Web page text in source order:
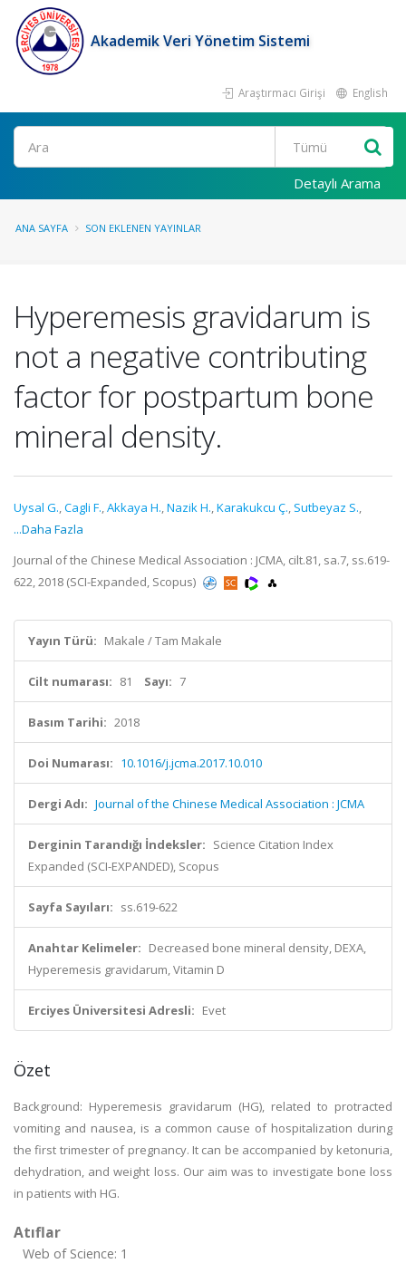
Akademik Veri Yönetim Sistemi
Araştırmacı Girişi English
Ara
Detaylı Arama
ANA SAYFA SON EKLENEN YAYINLAR
Hyperemesis gravidarum is
not a negative contributing
factor for postpartum bone
mineral density.
Uysal G.,Cagli F.,Akkaya H.,Nazik H.,Karakukcu Ç., Sutbeyaz S.,
...Daha Fazla
Journal of the Chinese Medical Association : JCMA, cilt.81, sa.7, ss.619-
622, 2018 (SCI-Expanded, Scopus)
Yayın Türü: Makale / Tam Makale
Cilt numarası: 81 Sayı: 7
Basım Tarihi: 2018
Doi Numarası: 10.1016/j.jcma.2017.10.010
Dergi Adı: Journal of the Chinese Medical Association : JCMA
Derginin Tarandığı İndeksler: Science Citation Index
Expanded (SCI-EXPANDED), Scopus
Sayfa Sayıları: ss.619-622
Anahtar Kelimeler: Decreased bone mineral density, DEXA,
Hyperemesis gravidarum, Vitamin D
Erciyes Üniversitesi Adresli: Evet
Özet
Background: Hyperemesis gravidarum (HG), related to protracted
vomiting and nausea, is a common cause of hospitalization during
the first trimester of pregnancy. It can be accompanied by ketonuria,
dehydration, and weight loss. Our aim was to investigate bone loss
in patients with HG.
Atıflar
Web of Science: 1